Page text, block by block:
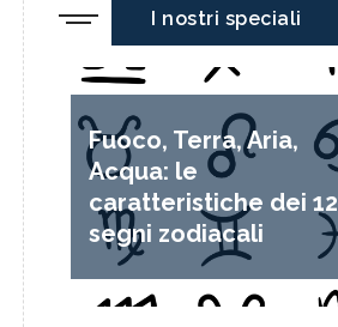
I nostri speciali
Fuoco, Terra, Aria,
Acqua: le
caratteristiche dei 12
segni zodiacali